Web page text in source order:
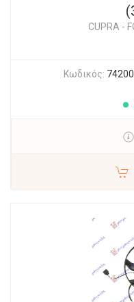
CUPRA -
Κωδικός: